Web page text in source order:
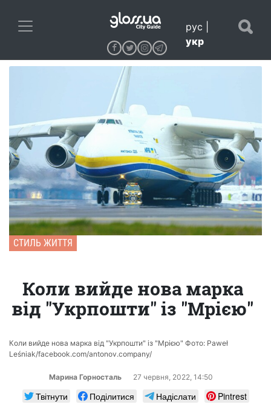
рус
укр
СТИЛЬ ЖИТТЯ
Коли вийде нова марка
від "Укрпошти" із "Мрією"
Коли вийде нова марка від "Укрпошти" із "Мрією" Фото: Paweł
Leśniak/facebook.com/antonov.company/
Марина Горносталь 27 червня, 2022, 14:50
Твітнути Поділитися Надіслати
Pintrest